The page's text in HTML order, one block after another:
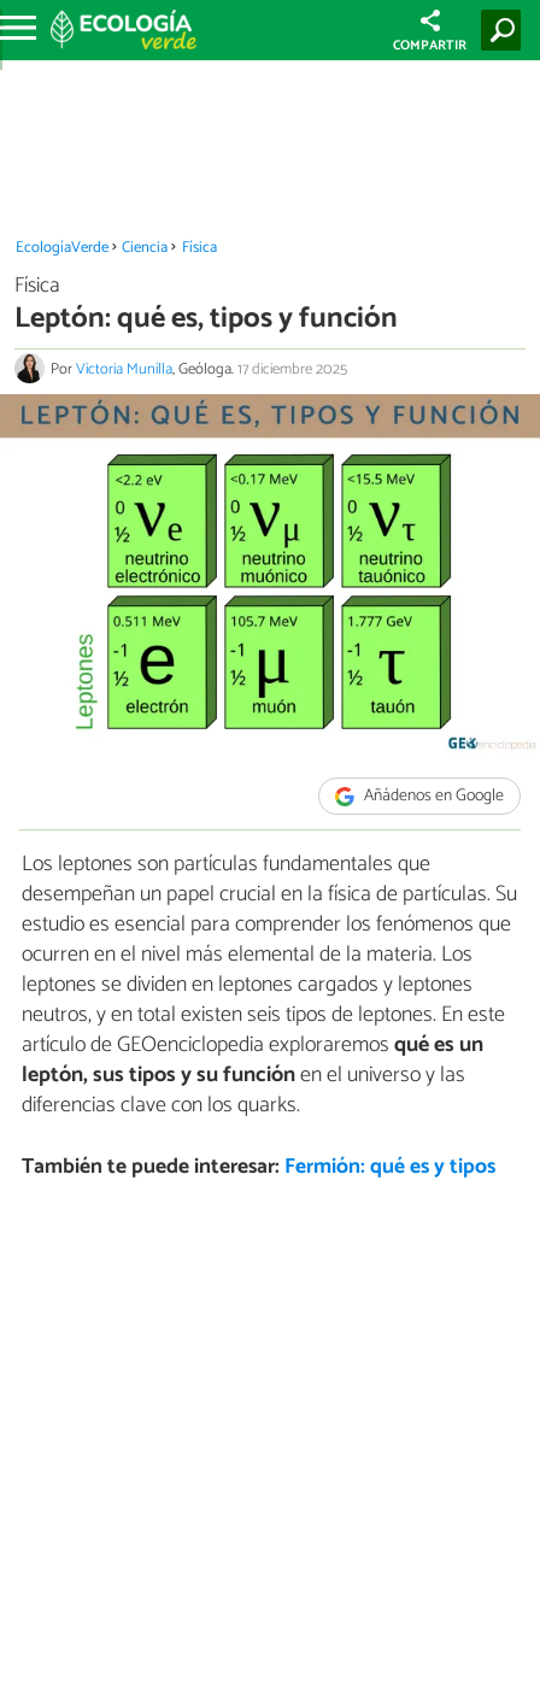
COMPARTIR
EcologíaVerde Ciencia Física
Física
Leptón: qué es, tipos y función
PorVictoria Munilla, Geóloga.17 diciembre 2025
Añádenos en Google
Los leptones son partículas fundamentales que
desempeñan un papel crucial en la física de partículas. Su
estudio es esencial para comprender los fenómenos que
ocurren en el nivel más elemental de la materia. Los
leptones se dividen en leptones cargados y leptones
neutros, y en total existen seis tipos de leptones. En este
artículo de GEOenciclopedia exploraremosqué es un
leptón, sus tipos y su funciónen el universo y las
diferencias clave con los quarks.
También te puede interesar: Fermión: qué es y tipos